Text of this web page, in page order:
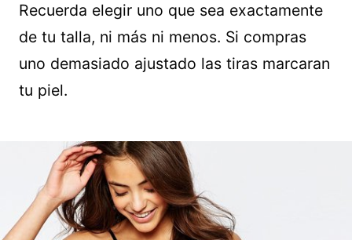
Recuerda elegir uno que sea exactamente
de tu talla, ni más ni menos. Si compras
uno demasiado ajustado las tiras marcaran
tu piel.